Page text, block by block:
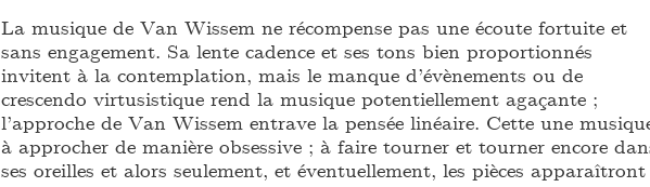
La musique de Van Wissem ne récompense pas une écoute fortuite et
sans engagement. Sa lente cadence et ses tons bien proportionnés
invitent à la contemplation, mais le manque d’évènements ou de
crescendo virtusistique rend la musique potentiellement agaçante ;
l’approche de Van Wissem entrave la pensée linéaire. Cette une
à approcher de manière obsessive ; à faire tourner et tourner encore
ses oreilles et alors seulement, et éventuellement, les pièces apparaîtront